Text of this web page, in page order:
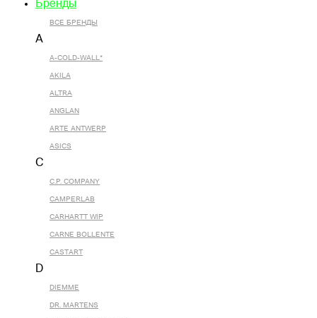
Бренды
ВСЕ БРЕНДЫ
A
A-COLD-WALL*
AKILA
ALTRA
ANGLAN
ARTE ANTWERP
ASICS
C
C.P. COMPANY
CAMPERLAB
CARHARTT WIP
CARNE BOLLENTE
CASTART
D
DIEMME
DR. MARTENS